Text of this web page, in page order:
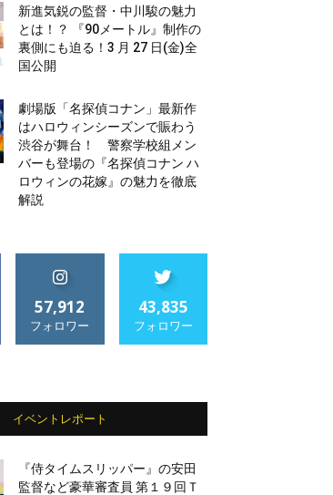
新進気鋭の監督・中川駿の魅力
とは！？ 『90メートル』制作の
裏側にも迫る！3 月 27 日(金)全
国公開
劇場版「名探偵コナン」最新作
はハロウィンシーズンで賑わう
渋谷が舞台！ 警察学校組メン
バーも登場の『名探偵コナン ハ
ロウィンの花嫁』の魅力を徹底
解説
57,912
フォロワー
43,835
フォロワー
イベントレポート
『侍タイムスリッパー』の安田
監督など豪華審査員 第１９回Ｔ